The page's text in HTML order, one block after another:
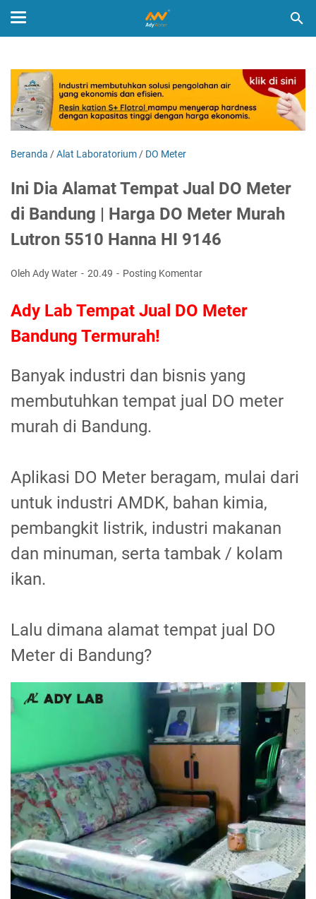
Beranda /Alat Laboratorium / DO Meter
Ini Dia Alamat Tempat Jual DO Meter
di Bandung | Harga DO Meter Murah
Lutron 5510 Hanna HI 9146
Oleh Ady Water 20.49 Posting Komentar
Ady Lab Tempat Jual DO Meter
Bandung Termurah!
Banyak industri dan bisnis yang
membutuhkan tempat jual DO meter
murah di Bandung.
Aplikasi DO Meter beragam, mulai dari
untuk industri AMDK, bahan kimia,
pembangkit listrik, industri makanan
dan minuman, serta tambak / kolam
ikan.
Lalu dimana alamat tempat jual DO
Meter di Bandung?